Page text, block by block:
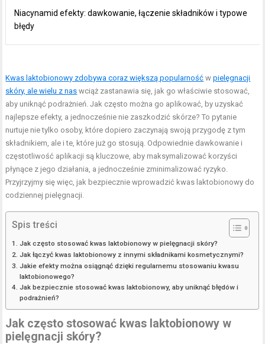
Niacynamid efekty: dawkowanie, łączenie składników i typowe
błędy
Kwas laktobionowy zdobywa coraz większą popularność wpielęgnacji
skóry, ale wielu z nas wciąż zastanawia się, jak go właściwie stosować,
aby uniknąć podrażnień. Jak często można go aplikować, by uzyskać
najlepsze efekty, a jednocześnie nie zaszkodzić skórze? To pytanie
nurtuje nie tylko osoby, które dopiero zaczynają swoją przygodę z tym
składnikiem, ale i te, które już go stosują. Odpowiednie dawkowanie i
częstotliwość aplikacji są kluczowe, aby maksymalizować korzyści
płynące z jego działania, a jednocześnie zminimalizować ryzyko.
Przyjrzyjmy się więc, jak bezpiecznie wprowadzić kwas laktobionowy do
codziennej pielęgnacji.
Spis treści
Jak często stosować kwas laktobionowy w pielęgnacji skóry?
Jak łączyć kwas laktobionowy z innymi składnikami kosmetycznymi?
Jakie efekty można osiągnąć dzięki regularnemu stosowaniu kwasu
laktobionowego?
Jak bezpiecznie stosować kwas laktobionowy, aby uniknąć błędów i
podrażnień?
Jak często stosować kwas laktobionowy w
pielęgnacji skóry?